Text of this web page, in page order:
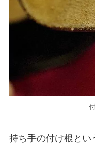
持ち手の付け根と